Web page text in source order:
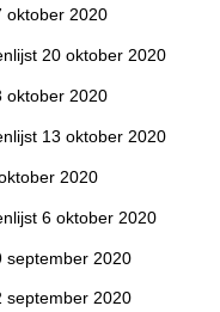
oktober 2020
20 oktober 2020
oktober 2020
13 oktober 2020
2020
6 oktober 2020
september 2020
september 2020